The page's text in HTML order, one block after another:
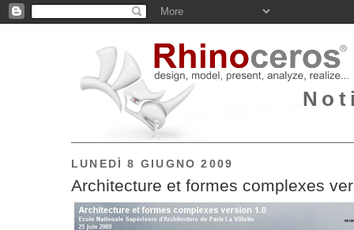
LUNEDÌ 8 GIUGNO 2009
Architecture et formes complexes